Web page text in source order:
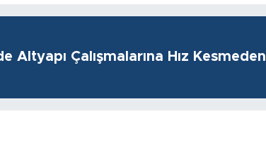
Altyapı Çalışmalarına Hız Kesmeden